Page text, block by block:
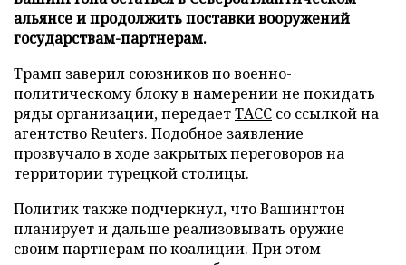
альянсе и продолжить поставки вооружений
государствам-партнерам.
Трамп заверил союзников по военно-
политическому блоку в намерении не покидать
ряды организации, передаетТАСС со ссылкой на
агентство Reuters. Подобное заявление
прозвучало в ходе закрытых переговоров на
территории турецкой столицы.
Политик также подчеркнул, что Вашингтон
планирует и дальше реализовывать оружие
своим партнерам по коалиции. При этом